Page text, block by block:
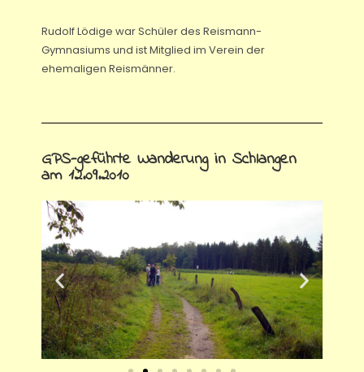
Rudolf Lödige war Schüler des Reismann-
Gymnasiums und ist Mitglied im Verein der
ehemaligen Reismänner.
GPS-geführte Wanderung in Schlangen
am 12.09.2010